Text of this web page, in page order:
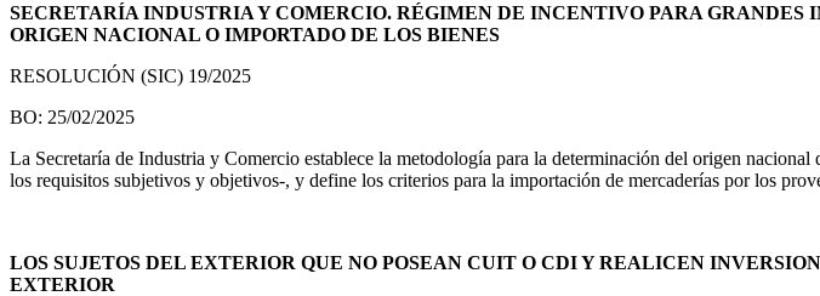
SECRETARÍA INDUSTRIA Y COMERCIO. RÉGIMEN DE INCENTIVO PARA
ORIGEN NACIONAL O IMPORTADO DE LOS BIENES
RESOLUCIÓN (SIC) 19/2025
BO: 25/02/2025
La Secretaría de Industria y Comercio establece la metodología para la determinación del origen
los requisitos subjetivos y objetivos-, y define los criterios para la importación de mercaderías por los
LOS SUJETOS DEL EXTERIOR QUE NO POSEAN CUIT O CDI Y REALICEN
EXTERIOR